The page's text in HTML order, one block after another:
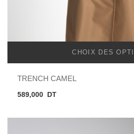
CHOIX DES
TRENCH CAMEL
589,000 DT